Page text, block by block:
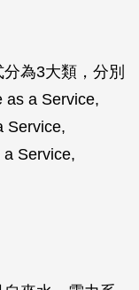
為3大類，分別
as a Service,
Service,
Service,